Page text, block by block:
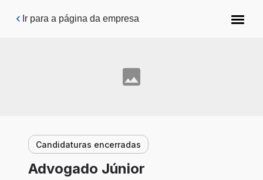
Pular para o conteúdo principal
Ir para a página da empresa
Candidaturas encerradas
Advogado Júnior